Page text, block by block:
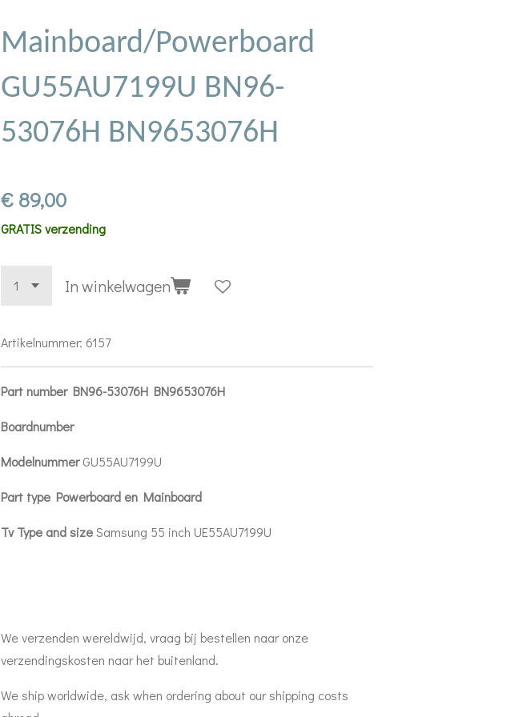
Mainboard/Powerboard
GU55AU7199U BN96-
53076H BN9653076H
€ 89,00
GRATIS verzending
In winkelwagen
Artikelnummer: 6157
Part number BN96-53076H BN9653076H
Boardnumber
ModelnummerGU55AU7199U
Part type Powerboard en Mainboard
Tv Type and sizeSamsung 55 inch UE55AU7199U
We verzenden wereldwijd, vraag bij bestellen naar onze
verzendingskosten naar het buitenland.
We ship worldwide, ask when ordering about our shipping costs